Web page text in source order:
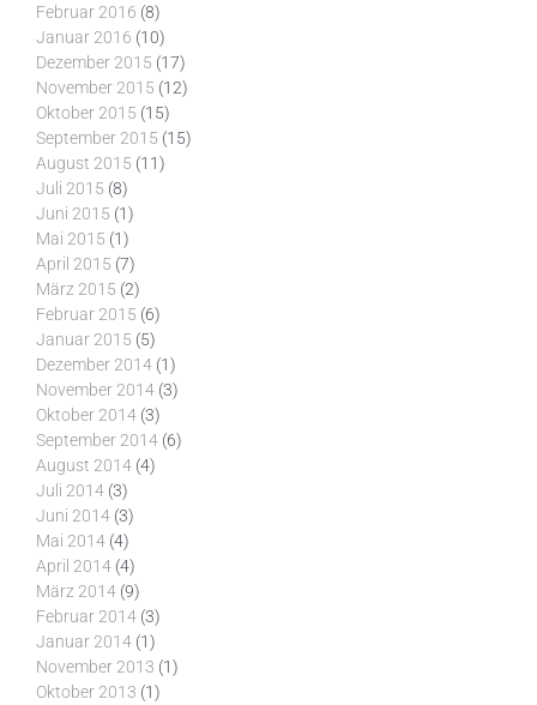
Februar 2016 (8)
Januar 2016 (10)
Dezember 2015 (17)
November 2015 (12)
Oktober 2015 (15)
September 2015 (15)
August 2015 (11)
Juli 2015 (8)
Juni 2015 (1)
Mai 2015 (1)
April 2015 (7)
März 2015 (2)
Februar 2015 (6)
Januar 2015 (5)
Dezember 2014 (1)
November 2014 (3)
Oktober 2014 (3)
September 2014 (6)
August 2014 (4)
Juli 2014 (3)
Juni 2014 (3)
Mai 2014 (4)
April 2014 (4)
März 2014 (9)
Februar 2014 (3)
Januar 2014 (1)
November 2013 (1)
Oktober 2013 (1)